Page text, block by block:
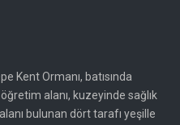
Kent Ormanı, batısında
alanı, kuzeyinde sağlık
bulunan dört tarafı yeşille